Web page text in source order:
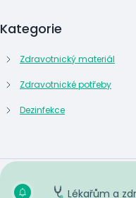
Lékařům a
Kategorie
Zdravotnický materiál
Zdravotnické potřeby
Dezinfekce